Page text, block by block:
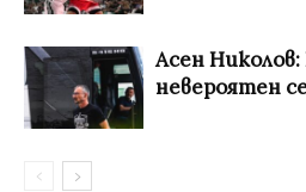
Асен
невероятен